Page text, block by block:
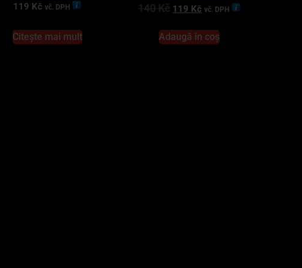
119 Kč vč. DPH
Citește mai mult
140Kč 119 Kč vč. DPH
Adaugă în coș